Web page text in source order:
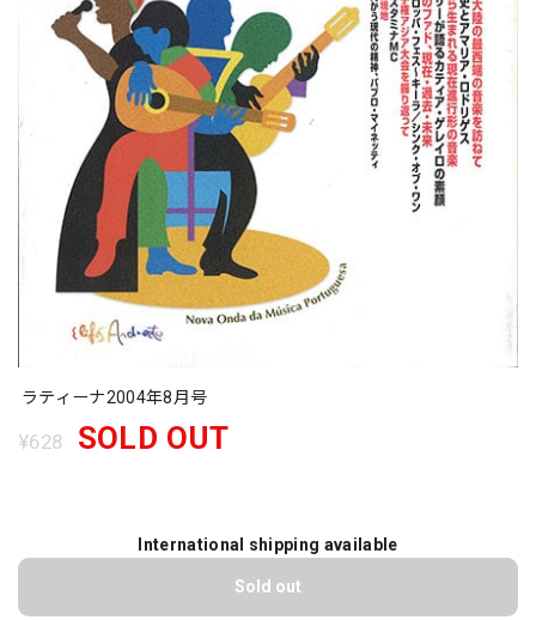
ラティーナ2004年8月号
¥628 SOLD OUT
International shipping available
Sold out